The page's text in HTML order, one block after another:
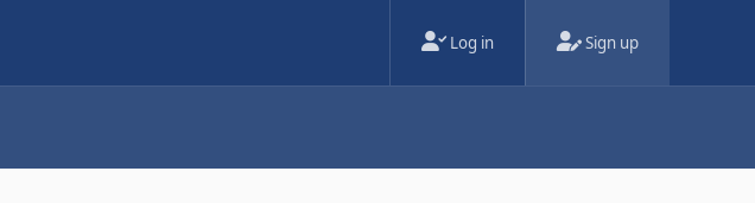
Log in Sign up